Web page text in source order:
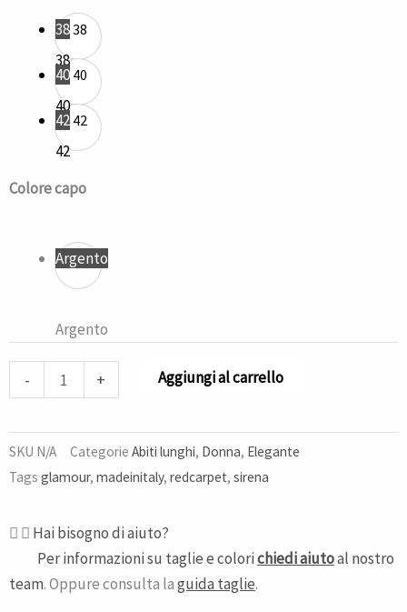
3838
38
40 40
40
42 42
42
Colore capo
Argento
Argento
- + Aggiungi al carrello
SKU N/A Categorie Abiti lunghi, Donna, Elegante
Tags glamour, madeinitaly, redcarpet, sirena
Hai bisogno di aiuto?
Per informazioni su taglie e colorichiedi aiutoal nostro
team. Oppure consulta laguida taglie.